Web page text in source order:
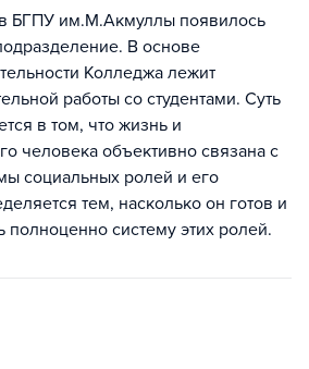
в БГПУ им.М.Акмуллы появилось
В основе
Колледжа лежит
работы со студентами. Суть
в том, что жизнь и
человека объективно связана с
социальных ролей и его
тем, насколько он готов и
полноценно систему этих ролей.